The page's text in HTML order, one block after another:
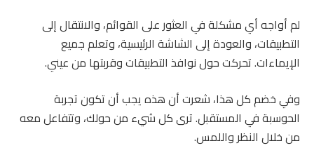
لم أواجه أي مشكلة في العثور على القوائم، والانتقال إلى
التطبيقات، والعودة إلى الشاشة الرئيسية، وتعلم جميع
الإيماءات. تحركت حول نوافذ التطبيقات وقربتها من عيني.
وفي خضم كل هذا، شعرت أن هذه يجب أن تكون تجربة
الحوسبة في المستقبل. ترى كل شيء من حولك، وتتفاعل معه
من خلال النظر واللمس.